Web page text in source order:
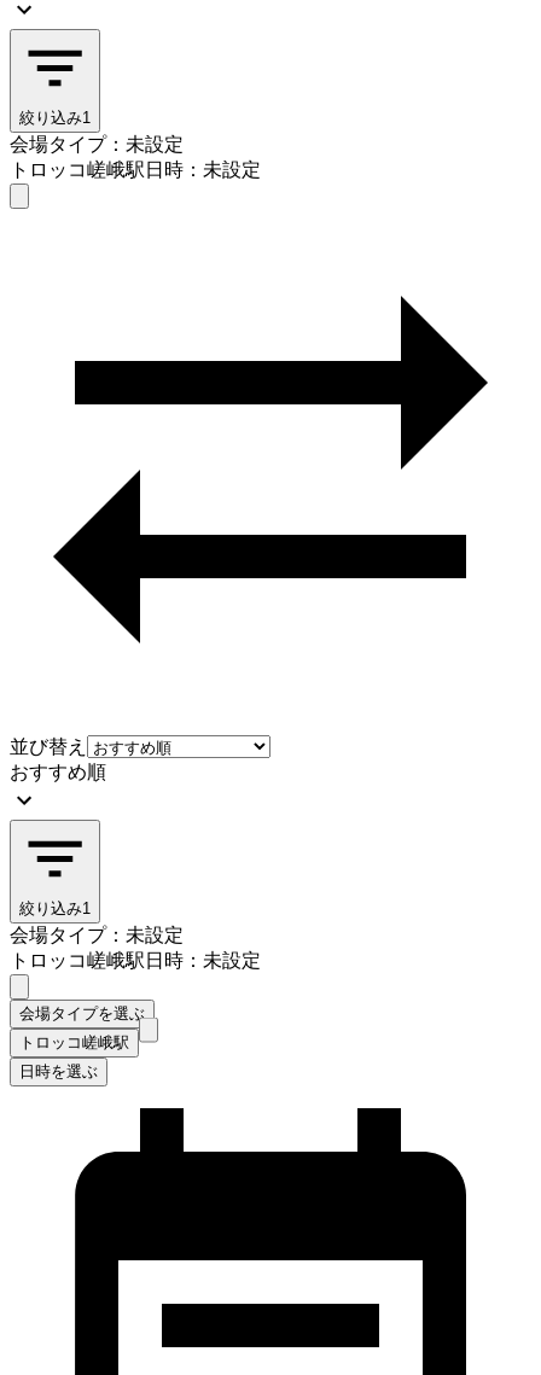
絞り込み1
会場タイプ：未設定
トロッコ嵯峨駅日時：未設定
並び替え
おすすめ順
絞り込み1
会場タイプ：未設定
トロッコ嵯峨駅日時：未設定
会場タイプを選ぶ
トロッコ嵯峨駅
日時を選ぶ